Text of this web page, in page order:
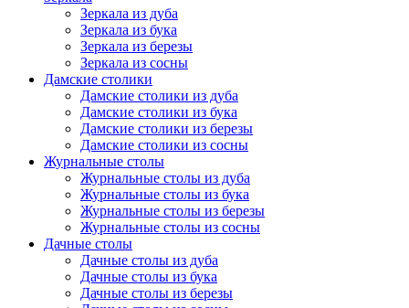
Зеркала из дуба
Зеркала из бука
Зеркала из березы
Зеркала из сосны
Дамские столики
Дамские столики из дуба
Дамские столики из бука
Дамские столики из березы
Дамские столики из сосны
Журнальные столы
Журнальные столы из дуба
Журнальные столы из бука
Журнальные столы из березы
Журнальные столы из сосны
Дачные столы
Дачные столы из дуба
Дачные столы из бука
Дачные столы из березы